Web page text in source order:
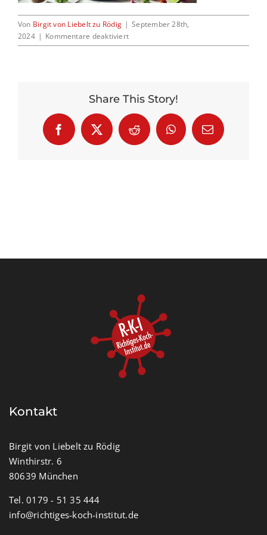
Kontakt
Von Birgit von Liebelt zu Rödig | September 28th,
2024 | Kommentare deaktiviertfür
Img
Share This Story!
Facebook
X Reddit WhatsApp
E-
Mail
Kontakt
Birgit von Liebelt zu Rödig
Winthirstr. 6
80639 München
Tel. 0179 - 51 35 444
info@richtiges-koch-institut.de